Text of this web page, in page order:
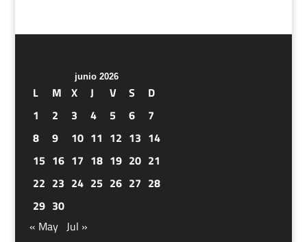
junio 2026
L M X J V S
D
1
2 3 4 5 6
7
8
9 10 11 12 13 14
15 16 17 18 19 20 21
22 23 24 25 26 27 28
29 30
« May Jul »